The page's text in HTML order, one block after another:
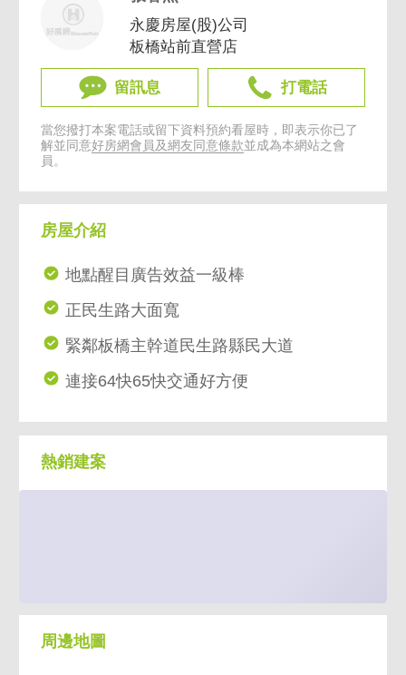
永慶房屋(股)公司
板橋站前直營店
留訊息 打電話
當您撥打本案電話或留下資料預約看屋時，即表示你已了
解並同意好房網會員及網友同意條款並成為本網站之會
員。
房屋介紹
地點醒目廣告效益一級棒
正民生路大面寬
緊鄰板橋主幹道民生路縣民大道
連接64快65快交通好方便
熱銷建案
周邊地圖